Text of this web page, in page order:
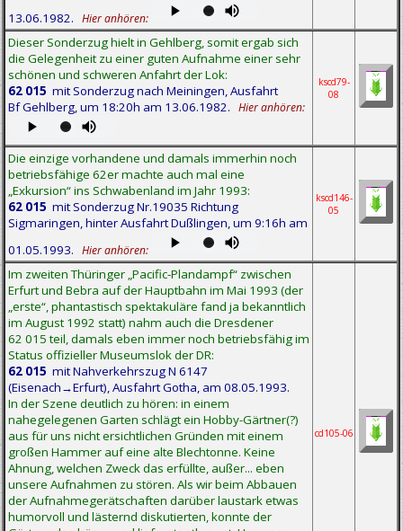
13.06.1982.
Hier anhören:
Dieser Sonderzug hielt in Gehlberg, somit ergab sich
die Gelegenheit zu einer guten Aufnahme einer sehr
schönen und schweren Anfahrt der Lok:
62 015 mit Sonderzug nach Meiningen, Ausfahrt
Bf Gehlberg, um 18:20h am 13.06.1982.
Hier anhören:
kscd79-
08
Die einzige vorhandene und damals immerhin noch
betriebsfähige 62er machte auch mal eine
„Exkursion“ ins Schwabenland im Jahr 1993:
62 015 mit Sonderzug Nr.19035 Richtung
Sigmaringen, hinter Ausfahrt Dußlingen, um 9:16h am
01.05.1993.
Hier anhören:
kscd146-
05
Im zweiten Thüringer „Pacific-Plandampf“ zwischen
Erfurt und Bebra auf der Hauptbahn im Mai 1993 (der
„erste“, phantastisch spektakuläre fand ja bekanntlich
im August 1992 statt) nahm auch die Dresdener
62 015 teil, damals eben immer noch betriebsfähig im
Status offizieller Museumslok der DR:
62 015 mit Nahverkehrszug N 6147
(Eisenach→Erfurt), Ausfahrt Gotha, am 08.05.1993.
In der Szene deutlich zu hören: in einem
nahegelegenen Garten schlägt ein Hobby-Gärtner(?)
aus für uns nicht ersichtlichen Gründen mit einem
großen Hammer auf eine alte Blechtonne. Keine
Ahnung, welchen Zweck das erfüllte, außer... eben
unsere Aufnahmen zu stören. Als wir beim Abbauen
der Aufnahmegerätschaften darüber laustark etwas
humorvoll und lästernd diskutierten, konnte der
cd105-06